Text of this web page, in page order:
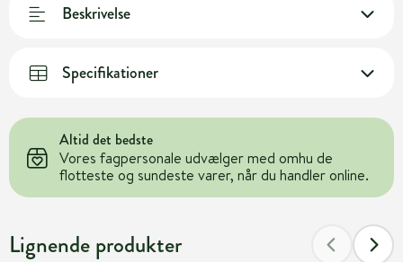
Beskrivelse
Specifikationer
Altid det bedste
Vores fagpersonale udvælger med omhu de
flotteste og sundeste varer, når du handler online.
Lignende produkter